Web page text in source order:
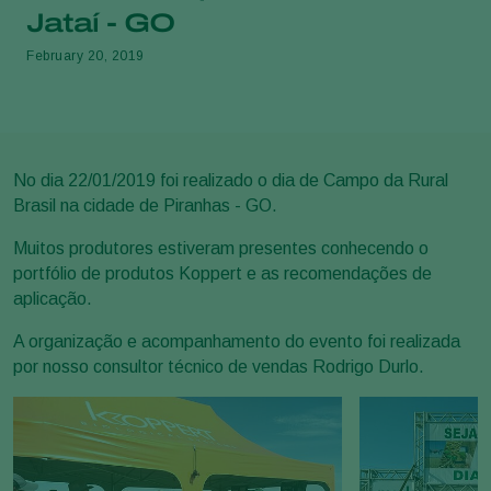
Jataí - GO
February 20, 2019
No dia 22/01/2019 foi realizado o dia de Campo da Rural
Brasil na cidade de Piranhas - GO.
Muitos produtores estiveram presentes conhecendo o
portfólio de produtos Koppert e as recomendações de
aplicação.
A organização e acompanhamento do evento foi realizada
por nosso consultor técnico de vendas Rodrigo Durlo.